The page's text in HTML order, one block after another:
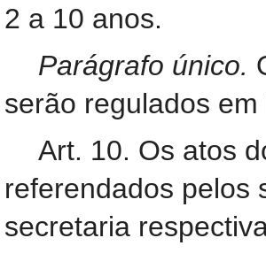
2 a 10 anos.
Parágrafo único.
serão regulados
Art. 10. Os atos
referendados pelos
secretaria